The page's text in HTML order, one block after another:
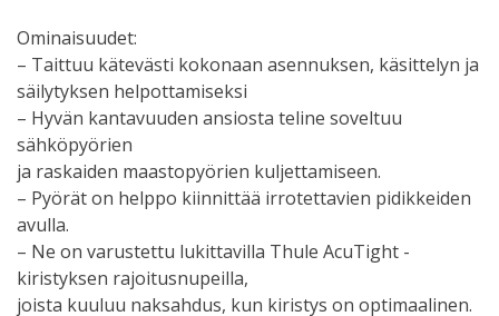
Ominaisuudet:
– Taittuu kätevästi kokonaan asennuksen, käsittelyn ja
säilytyksen helpottamiseksi
– Hyvän kantavuuden ansiosta teline soveltuu
sähköpyörien
ja raskaiden maastopyörien kuljettamiseen.
– Pyörät on helppo kiinnittää irrotettavien pidikkeiden
avulla.
– Ne on varustettu lukittavilla Thule AcuTight -
kiristyksen rajoitusnupeilla,
joista kuuluu naksahdus, kun kiristys on optimaalinen.